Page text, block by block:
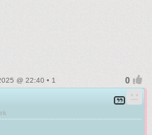
@ 22:40 • 1